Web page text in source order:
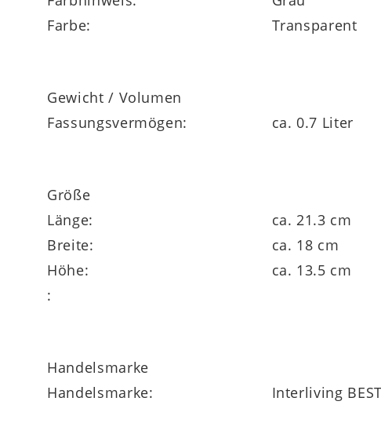
Farbe:
Transparent
Gewicht / Volumen
Fassungsvermögen:
ca. 0.7 Liter
Größe
Länge:
ca. 21.3 cm
Breite:
ca. 18 cm
Höhe:
ca. 13.5 cm
:
Handelsmarke
Handelsmarke:
Interliving